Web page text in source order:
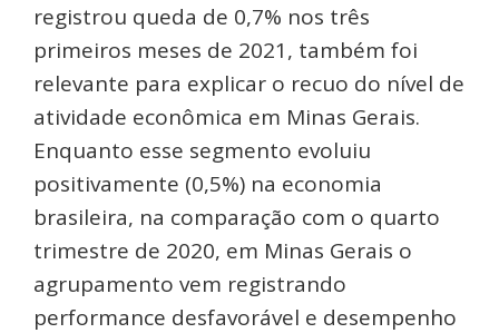
registrou queda de 0,7% nos três
primeiros meses de 2021, também foi
relevante para explicar o recuo do nível de
atividade econômica em Minas Gerais.
Enquanto esse segmento evoluiu
positivamente (0,5%) na economia
brasileira, na comparação com o quarto
trimestre de 2020, em Minas Gerais o
agrupamento vem registrando
performance desfavorável e desempenho